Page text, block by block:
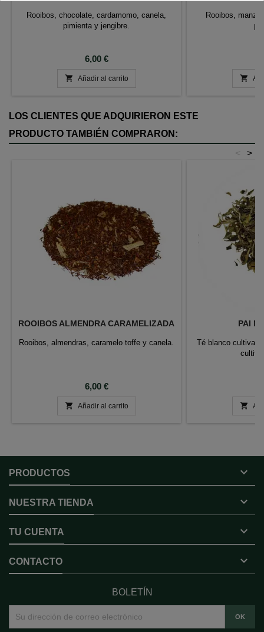
Rooibos, chocolate, cardamomo, canela,
pimienta y jengibre.
Precio
6,00 €
 Añadir al carrito
Rooibos,

LOS CLIENTES QUE ADQUIRIERON ESTE
PRODUCTO TAMBIÉN COMPRARON:
>
<
ROOIBOS ALMENDRA CARAMELIZADA
Rooibos, almendras, caramelo toffe y canela.
Precio
6,00 €
 Añadir al carrito
PAI
Té blanco

PRODUCTOS 
NUESTRA TIENDA 
TU CUENTA 
CONTACTO 
BOLETÍN